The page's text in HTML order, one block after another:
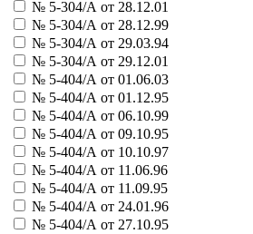
41052 - Время денег 25
41054 - Время денег 50
41093 - Монета (золото)
41094 - Монета (бронза)
41096 - Монета (серебро)
41121 - Марка
41133 - Русская рулетка
Больше
Российские лотереи ОАО
21005 - Удачный бросок
31005 - Королевский спринт
31006 - Королевский спринт
31011 - Изобилие
№ 5-304/А от 28.12.01
№ 5-304/А от 28.12.99
№ 5-304/А от 29.03.94
№ 5-304/А от 29.12.01
№ 5-404/А от 01.06.03
№ 5-404/А от 01.12.95
№ 5-404/А от 06.10.99
№ 5-404/А от 09.10.95
№ 5-404/А от 10.10.97
№ 5-404/А от 11.06.96
№ 5-404/А от 11.09.95
№ 5-404/А от 24.01.96
№ 5-404/А от 27.10.95